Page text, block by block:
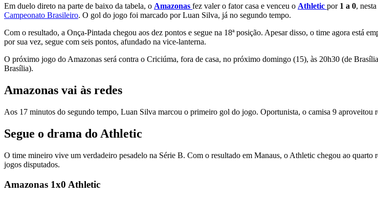
Em duelo direto na parte de baixo da tabela, o Amazonas fez valer o fator casa e venceu o Athletic por 1 a 0,
Campeonato Brasileiro. O gol do jogo foi marcado por Luan Silva, já no segundo tempo.
Com o resultado, a Onça-Pintada chegou aos dez pontos e segue na 18ª posição. Apesar disso, o time agora está
por sua vez, segue com seis pontos, afundado na vice-lanterna.
O próximo jogo do Amazonas será contra o Criciúma, fora de casa, no próximo domingo (15), às 20h30 (de
Brasília).
Amazonas vai às redes
Aos 17 minutos do segundo tempo, Luan Silva marcou o primeiro gol do jogo. Oportunista, o camisa 9 aproveitou
Segue o drama do Athletic
O time mineiro vive um verdadeiro pesadelo na Série B. Com o resultado em Manaus, o Athletic chegou ao quarto
jogos disputados.
Amazonas 1x0 Athletic